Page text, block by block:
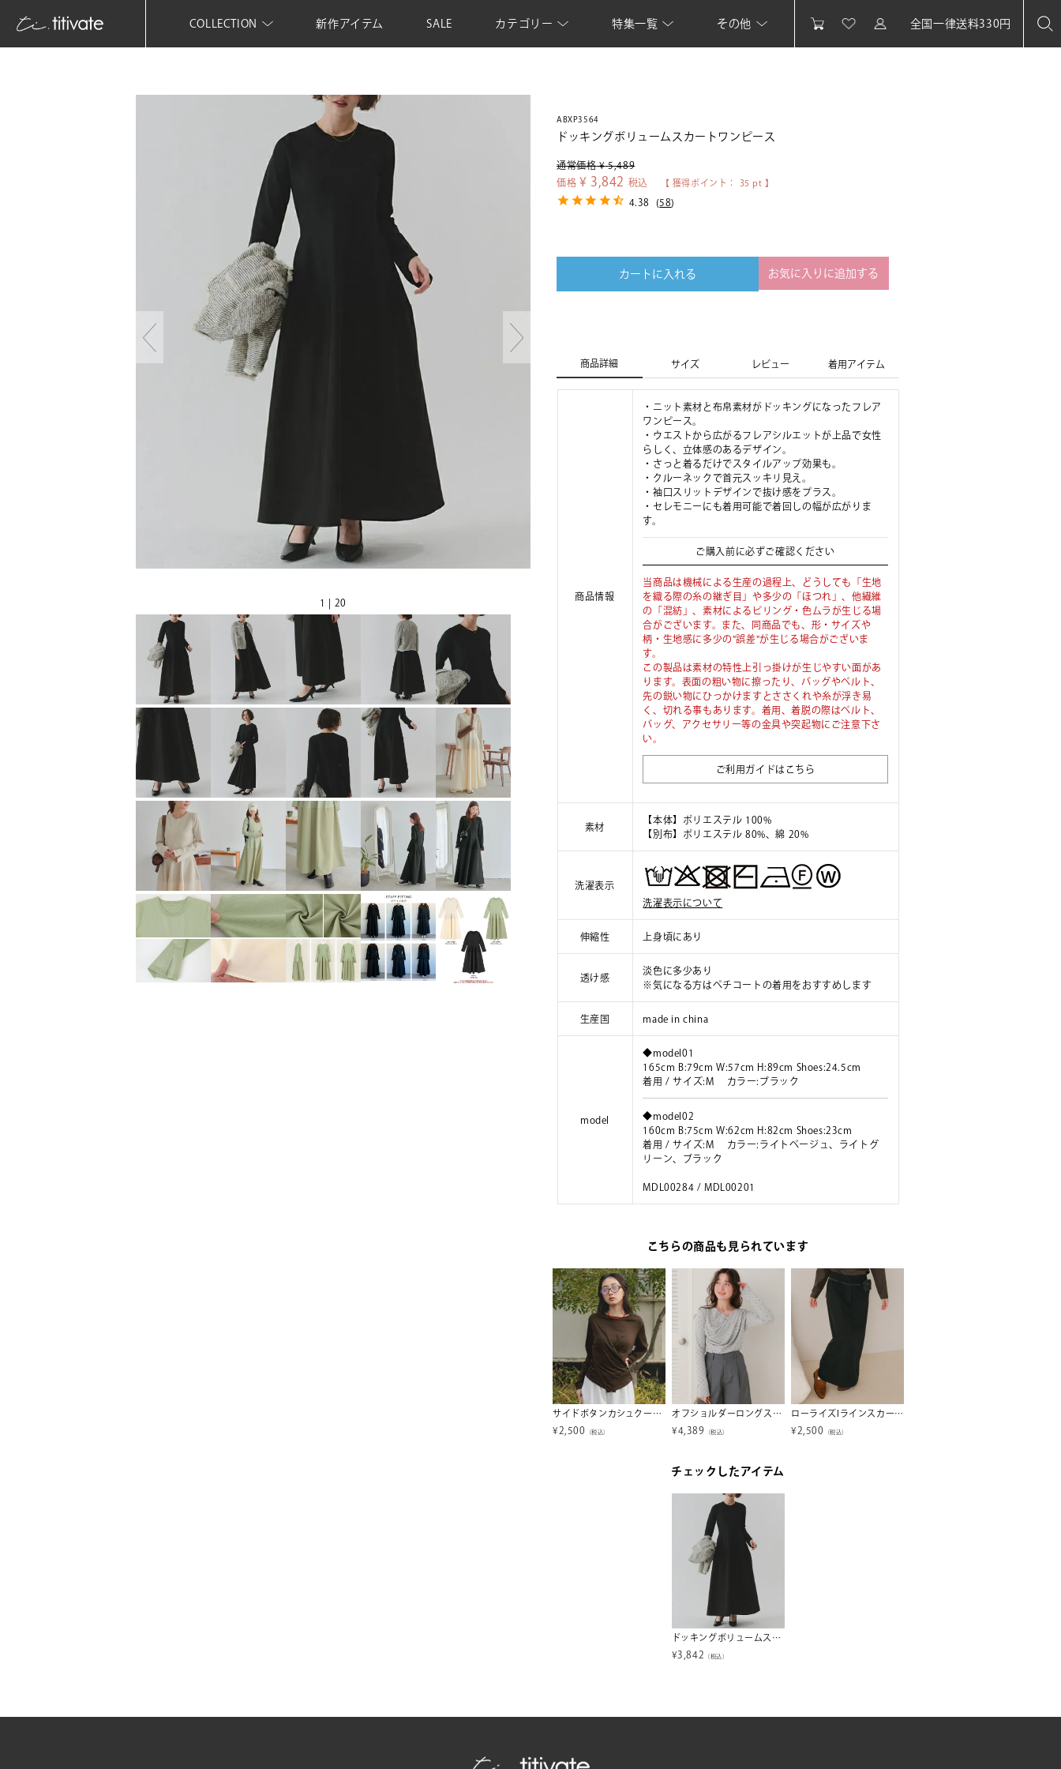
COLLECTION 新作アイテム SALE カテゴリー 特集一覧 その他 全国一律送料330円
1 | 20
ABXP3564
ドッキングボリュームスカートワンピース
通常価格 ¥ 5,489
価格 ¥ 3,842 税込 【 獲得ポイント： 35 pt 】
4.38 (58)
カートに入れる お気に入りに追加する
商品詳細 サイズ レビュー 着用アイテム
商品情報
・ニット素材と布帛素材がドッキングになったフレア
ワンピース。
・ウエストから広がるフレアシルエットが上品で女性
らしく、立体感のあるデザイン。
・さっと着るだけでスタイルアップ効果も。
・クルーネックで首元スッキリ見え。
・袖口スリットデザインで抜け感をプラス。
・セレモニーにも着用可能で着回しの幅が広がりま
す。
ご購入前に必ずご確認ください
当商品は機械による生産の過程上、どうしても「生地
を織る際の糸の継ぎ目」や多少の「ほつれ」、他繊維
の「混紡」、素材によるピリング・色ムラが生じる場
合がございます。また、同商品でも、形・サイズや
柄・生地感に多少の"誤差"が生じる場合がございま
す。
この製品は素材の特性上引っ掛けが生じやすい面があ
ります。表面の粗い物に擦ったり、バッグやベルト、
先の鋭い物にひっかけますとささくれや糸が浮き易
く、切れる事もあります。着用、着脱の際はベルト、
バッグ、アクセサリー等の金具や突起物にご注意下さ
い。
ご利用ガイドはこちら
素材
【本体】ポリエステル 100%
【別布】ポリエステル 80%、綿 20%
洗濯表示
洗濯表示について
伸縮性 上身頃にあり
透け感
淡色に多少あり
※気になる方はペチコートの着用をおすすめします
生産国 made in china
model
◆model01
165cm B:79cm W:57cm H:89cm Shoes:24.5cm
着用 / サイズ:M カラー:ブラック
◆model02
160cm B:75cm W:62cm H:82cm Shoes:23cm
着用 / サイズ:M カラー:ライトベージュ、ライトグ
リーン、ブラック
MDL00284 / MDL00201
こちらの商品も見られています
サイドボタンカシュクールトップス【miette ミエット】【メール便可／100】
¥ 2,500 （税込）
オフショルダーロングスリーブTシャツ【メール便可／100】
¥4,389 （税込）
ローライズIラインスカート【miette ミエット】【メール便可／100】
¥ 2,500 （税込）
チェックしたアイテム
ドッキングボリュームスカートワンピース
¥3,842 （税込）